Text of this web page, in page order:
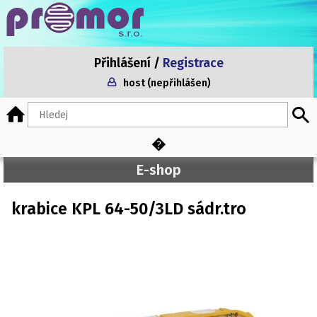
Přihlášení / Registrace
host (nepřihlášen)
�
Aktuální informace
Kontakt
E-shop
Žárovky, zářivky, osvětlení
Objímky
krabice KPL 64-50/3LD sádr.tro